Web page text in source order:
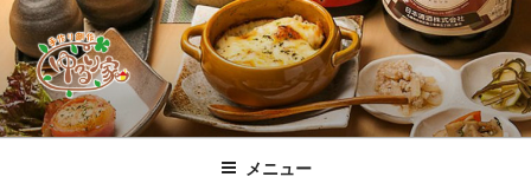
コ
ン
テ
ン
ツ
すすきの「手作り創作 ゆるり家」公
式ホームページ
素材から作りあげる創作料理の数々、定番から週、月替わりまで豊富に
ご用意！店主自慢の「グラタン」をはじめ、道産刺身ホタテをレアで焼
メニュー